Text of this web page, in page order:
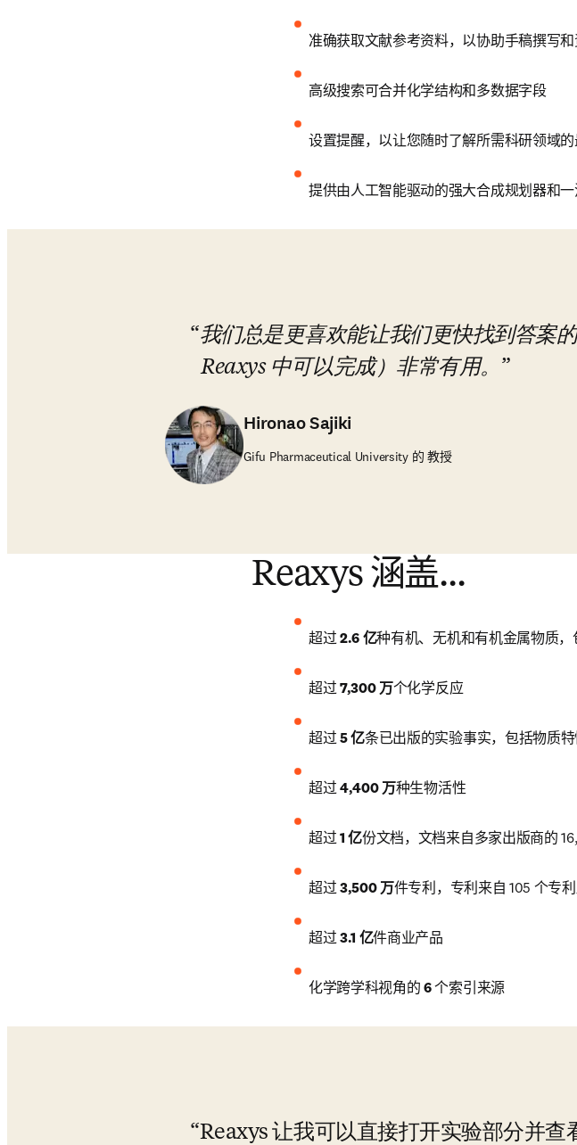
准确获取文献参考资料，以协助手稿撰写
高级搜索可合并化学结构和多数据字段
设置提醒，以让您随时了解所需科研领域
提供由人工智能驱动的强大合成规划器和
我们总是更喜欢能让我们更快找到答案
Reaxys 中可以完成）非常有用。
Hironao Sajiki
Gifu Pharmaceutical University 的 教授
Reaxys 涵盖...
超过 2.6 亿种有机、无机和有机金属物质
超过 7,300 万个化学反应
超过 5 亿条已出版的实验事实，包括物质
超过 4,400 万种生物活性
超过 1 亿份文档，文档来自多家出版商的
超过 3,500 万件专利，专利来自 105 个专
超过 3.1 亿件商业产品
化学跨学科视角的 6 个索引来源
Reaxys 让我可以直接打开实验部分并